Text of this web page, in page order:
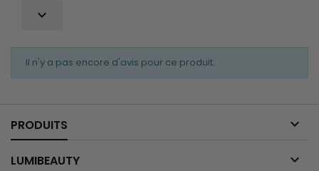

Il n'y a pas encore d'avis pour ce produit.
PRODUITS 
LUMIBEAUTY 